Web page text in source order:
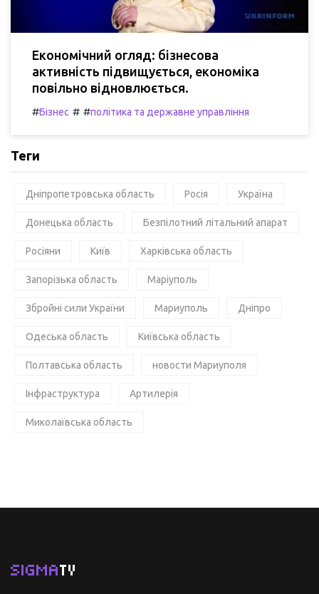
Економічний огляд: бізнесова
активність підвищується, економіка
повільно відновлюється.
#Бізнес # #політика та державне управління
Теги
Дніпропетровська область Росія Україна
Донецька область Безпілотний літальний апарат
Росіяни Київ Харківська область
Запорізька область Маріуполь
Збройні сили України Мариуполь Дніпро
Одеська область Київська область
Полтавська область новости Мариуполя
Інфраструктура Артилерія
Миколаївська область
SIGMATV